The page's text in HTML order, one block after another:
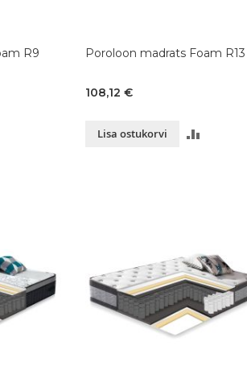
R9 Poroloon madrats Foam R13
108,12 €
Lisa ostukorvi